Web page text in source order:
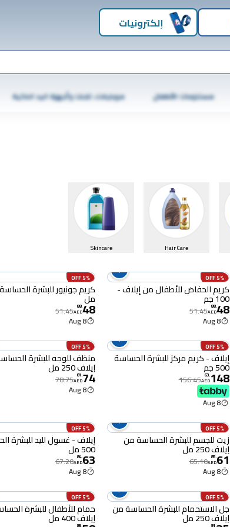
إلكترونيات
مستلزمات الأطفال موبايلات، تابلت وأجهزة اليد الذكية
Hair Care
Skincare
5% OFF
كريم الحفاض للأطفال من إيلاف -
100 جم
48
.
88
AED
51.45
8 Aug
5% OFF
مل
48
.
88
AED
51.45
8 Aug
5% OFF
إيلاف - كريم مركز للبشرة الحساسة
500 جم
148
.
63
AED
156.45
8 Aug
5% OFF
منظف للوجه للبشرة
إيلاف 250 مل
74
.
81
AED
78.75
8 Aug
5% OFF
زيت للجسم للبشرة الحساسة من
إيلاف 250 مل
61
.
85
AED
65.10
8 Aug
5% OFF
إيلاف - غسول لليد للبشرة
500 مل
63
.
84
AED
67.20
8 Aug
5% OFF
جل الاستحمام للبشرة الحساسة من
إيلاف 250 مل
5% OFF
حمام للأطفال للبشرة
إيلاف 400 مل